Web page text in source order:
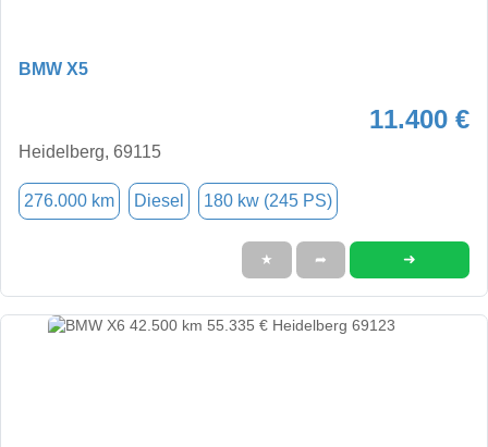
BMW X5
11.400 €
Heidelberg, 69115
276.000 km Diesel 180 kw (245 PS)
★ ➦ ➜